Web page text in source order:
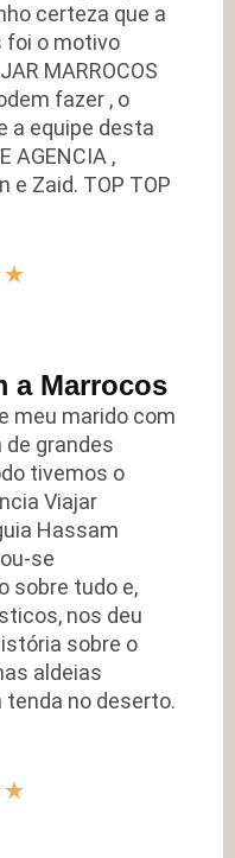
certeza que a
foi o motivo
MARROCOS
fazer , o
a equipe desta
AGENCIA ,
e Zaid. TOP TOP
★
a Marrocos
meu marido com
grandes
tivemos o
Viajar
Hassam
se
sobre tudo e,
nos deu
sobre o
aldeias
tenda no deserto.
★